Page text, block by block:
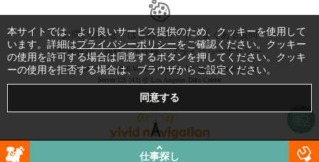
お問い合わせ はじめてガイド
よくある質問
利用規約
商標・著作権 プライバシーポリシー
Copyright © 1999-2026 Vivid Navigation, Inc. All Rights Reserved.
Server US (43) @ Los Angeles Data Center
仕事探し
本サイトでは、より良いサービス提供のため、クッキーを使用して
います。詳細はプライバシーポリシーをご確認ください。クッキー
の使用を許可する場合は同意するボタンを押してください。クッキ
ーの使用を拒否する場合は、ブラウザからご設定ください。